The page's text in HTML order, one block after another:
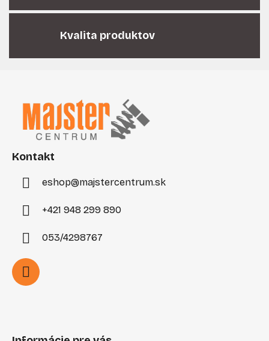
p
s
Kvalita produktov
Kontakt
eshop@majstercentrum.sk
+421 948 299 890
053/4298767